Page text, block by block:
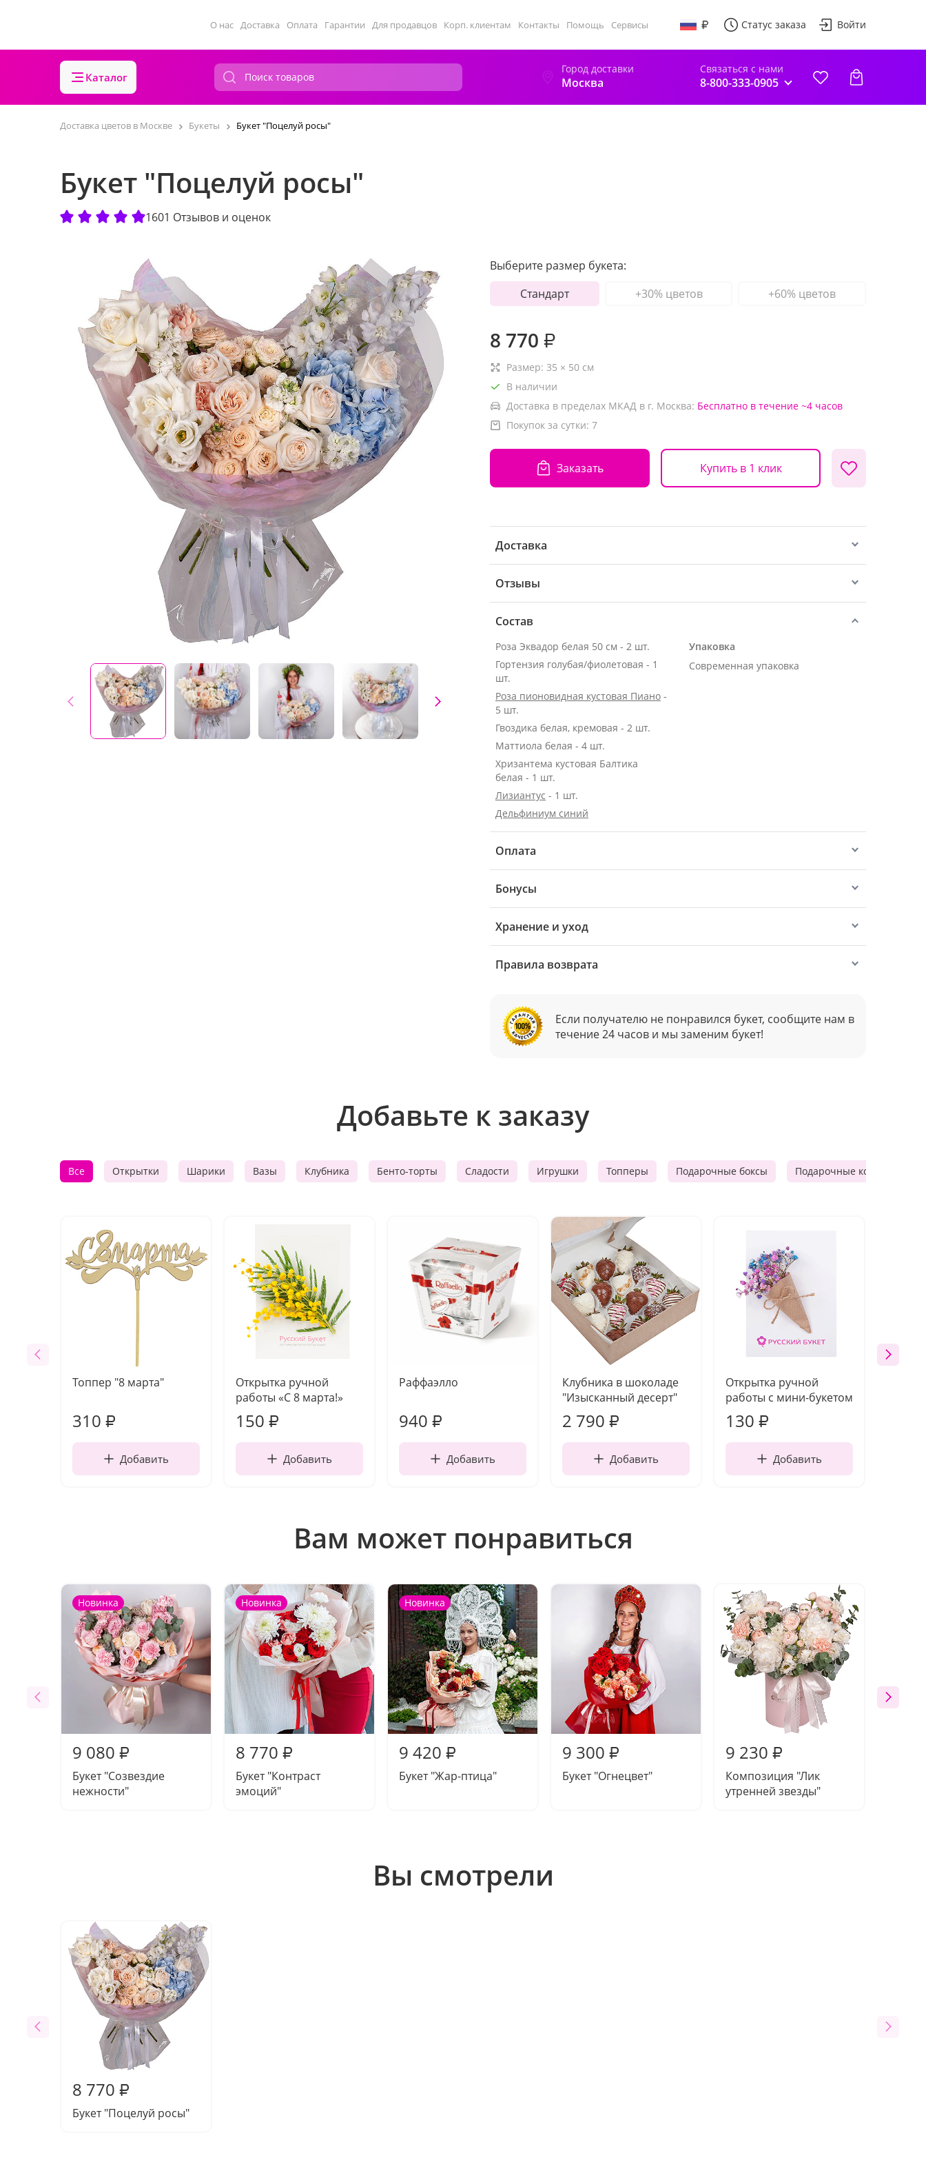
О нас Доставка Оплата Гарантии Для продавцов Корп. клиентам Контакты Помощь Сервисы Статус заказа Войти
Каталог
Город доставки
Москва
Связаться с нами
8-800-333-0905
Доставка цветов в Москве Букеты Букет "Поцелуй росы"
Букет "Поцелуй росы"
1601 Отзывов и оценок
Выберите размер букета:
Стандарт
+30% цветов +60% цветов
8 770 ₽
Размер: 35 × 50 см
В наличии
Доставка в пределах МКАД в г. Москва: Бесплатно в течение ~4 часов
Покупок за сутки: 7
Заказать Купить в 1 клик
Доставка
Отзывы
Состав
Роза Эквадор белая 50 см - 2 шт.
Гортензия голубая/фиолетовая - 1
шт.
Роза пионовидная кустовая Пиано -
5 шт.
Гвоздика белая, кремовая - 2 шт.
Маттиола белая - 4 шт.
Хризантема кустовая Балтика
белая - 1 шт.
Лизиантус - 1 шт.
Дельфиниум синий
Упаковка
Современная упаковка
Оплата
Бонусы
Хранение и уход
Правила возврата
Если получателю не понравился букет, сообщите нам в
течение 24 часов и мы заменим букет!
Добавьте к заказу
Все Открытки Шарики Вазы Клубника Бенто-торты Сладости Игрушки Топперы Подарочные боксы Подарочные корзины
Топпер "8 марта"
310 ₽
Добавить
Открытка ручной
работы «С 8 марта!»
150 ₽
Добавить
Раффаэлло
940 ₽
Добавить
Клубника в шоколаде
"Изысканный десерт"
2 790 ₽
Добавить
Открытка ручной
работы с мини-букетом
130 ₽
Добавить
Вам может понравиться
Новинка
9 080 ₽
Букет "Созвездие
нежности"
Новинка
8 770 ₽
Букет "Контраст
эмоций"
Новинка
9 420 ₽
Букет "Жар-птица"
9 300 ₽
Букет "Огнецвет"
9 230 ₽
Композиция "Лик
утренней звезды"
Вы смотрели
8 770 ₽
Букет "Поцелуй росы"